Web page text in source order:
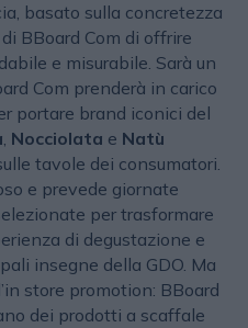
basato sulla concretezza
BBoard Com di offrire
e misurabile. Sarà un
Com prenderà in carico
portare brand iconici del
, Nocciolata e Natù
tavole dei consumatori.
e prevede giornate
per trasformare
di degustazione e
insegne della GDO. Ma
store promotion: BBoard
dei prodotti a scaffale